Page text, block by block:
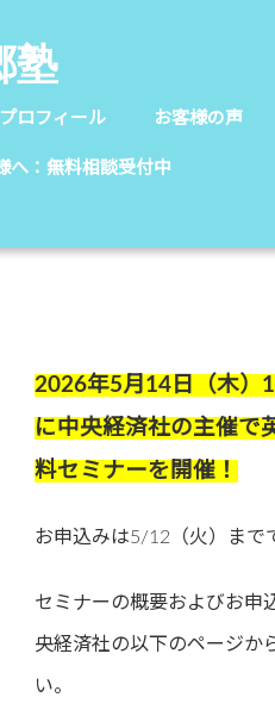
塾
ロフィール お客様の声
へ：無料相談受付中
2026年5月14日（木）
に中央経済社の主催で
料セミナーを開催！
お申込みは5/12（火）まで
セミナーの概要およびお申
央経済社の以下のページか
い。